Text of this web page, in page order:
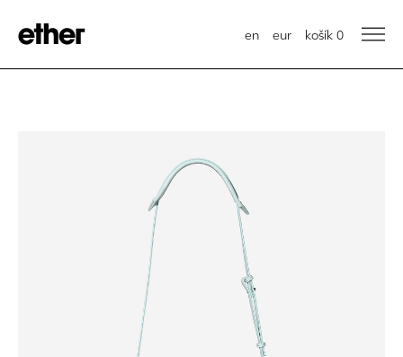
en eur košík 0